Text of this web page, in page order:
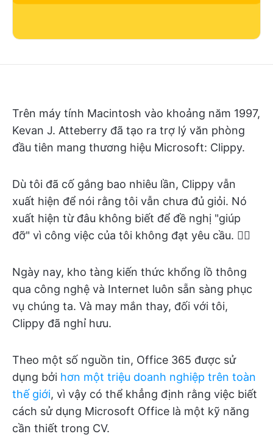
Trên máy tính Macintosh vào khoảng năm 1997,
Kevan J. Atteberry đã tạo ra trợ lý văn phòng
đầu tiên mang thương hiệu Microsoft: Clippy.
Dù tôi đã cố gắng bao nhiêu lần, Clippy vẫn
xuất hiện để nói rằng tôi vẫn chưa đủ giỏi. Nó
xuất hiện từ đâu không biết để đề nghị "giúp
đỡ" vì công việc của tôi không đạt yêu cầu. 😵‍💫
Ngày nay, kho tàng kiến thức khổng lồ thông
qua công nghệ và Internet luôn sẵn sàng phục
vụ chúng ta. Và may mắn thay, đối với tôi,
Clippy đã nghỉ hưu.
Theo một số nguồn tin, Office 365 được sử
dụng bởi hơn một triệu doanh nghiệp trên toàn
thế giới, vì vậy có thể khẳng định rằng việc biết
cách sử dụng Microsoft Office là một kỹ năng
cần thiết trong CV.